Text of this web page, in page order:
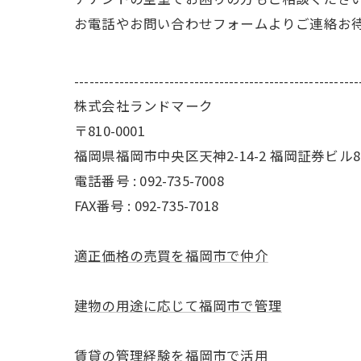
お電話やお問い合わせフォームよりご連絡お
株式会社ランドマーク
〒810-0001
福岡県福岡市中央区天神2-14-2 福岡証券ビル
電話番号 : 092-735-7008
FAX番号 : 092-735-7018
適正価格の売買を福岡市で仲介
建物の用途に応じて福岡市で管理
賃貸の管理経験を福岡市で活用